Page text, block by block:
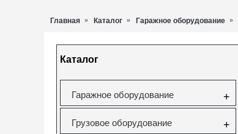
Главная Каталог Гаражное оборудование
Каталог
Гаражное оборудование +
Грузовое оборудование +